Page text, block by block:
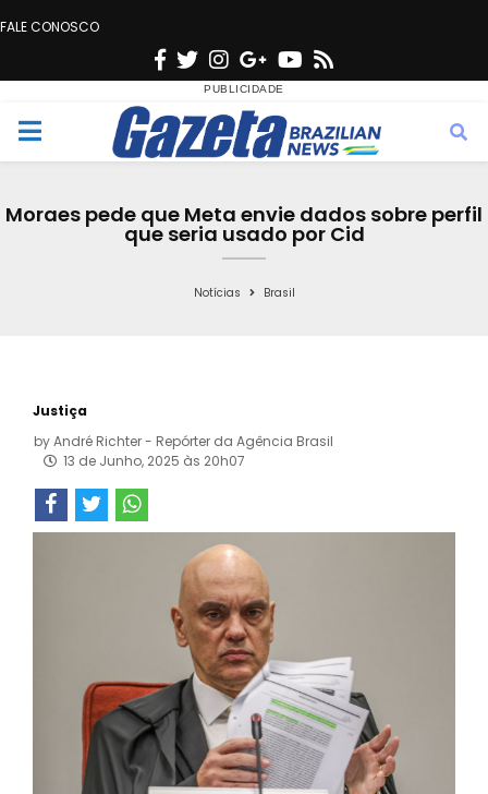
FALE CONOSCO
F
c
e
o
T
w
i
t
e
n
s
t
g
r
a
G
o
o
g
e
Y
u
t
b
s
M
Moraes pede que Meta envie dados sobre perfil
que seria usado por Cid
Notícias Brasil
Justiça
byAndré Richter - Repórter da Agência Brasil
13 de Junho, 2025 às 20h07